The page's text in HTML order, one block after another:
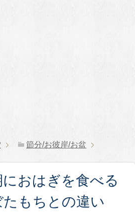
節分/お彼岸/お盆
おはぎを食べる
もちとの違い